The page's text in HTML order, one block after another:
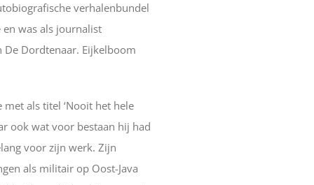
verhalenbundel
en was als journalist
Dordtenaar. Eijkelboom
als titel ‘Nooit het hele
ook wat voor bestaan hij had
voor zijn werk. Zijn
als militair op Oost-Java